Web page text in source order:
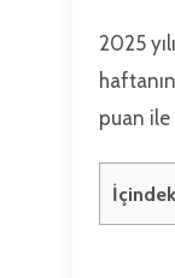
2025
puan ile